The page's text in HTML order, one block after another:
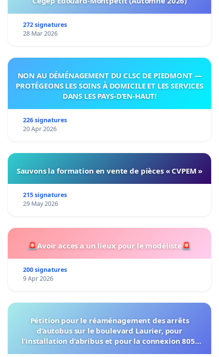
272 signatures
28 Mar 2026
NON AU DÉMÉNAGEMENT DU CLSC DE PIEDMONT —
PROTÉGEONS LES SOINS À DOMICILE ET LES SERVICES
DANS LES PAYS-D’EN-HAUT!
226 signatures
20 Apr 2026
Sauvons la formation en vente de pièces « CVPEM »
215 signatures
29 May 2026
🚨Avoir acces a un lieux pour le modéliste🚨
200 signatures
9 Apr 2026
Pétition pour le réaménagement des arrêts
d’autobus sur le boulevard Laurier, pour
l’installation d’abribus et pour la connexion 805-